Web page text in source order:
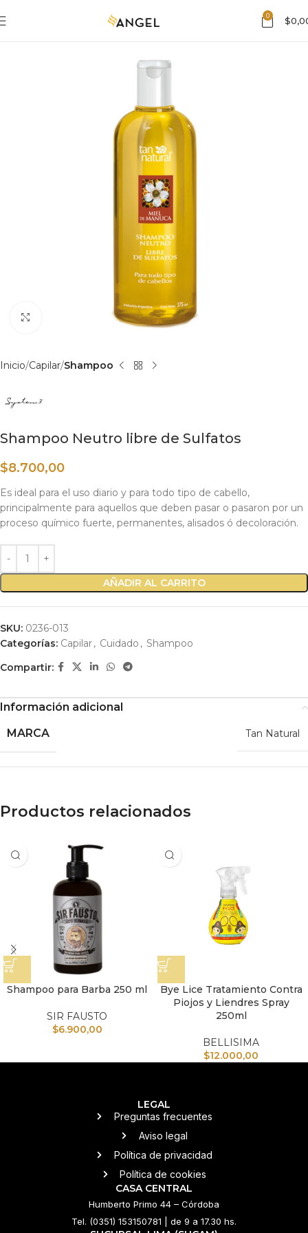
0 $
Haga clic para ampliar
Inicio Capilar Shampoo
Shampoo Neutro libre de Sulfatos
$8.700,00
Es ideal para el uso diario y para todo tipo de cabello,
principalmente para aquellos que deben pasar o pasaron por un
proceso químico fuerte, permanentes, alisados ó decoloración.
AÑADIR AL CARRITO
SKU: 0236-013
Categorías: Capilar, Cuidado , Shampoo
Compartir:
Información adicional
MARCA
Tan Natural
Productos relacionados
Shampoo para Barba 250 ml
SIR FAUSTO
$6.900,00
Bye Lice Tratamiento Contra
Piojos y Liendres Spray
250ml
BELLISIMA
$12.000,00
LEGAL
Preguntas frecuentes
Aviso legal
Política de privacidad
Política de cookies
CASA CENTRAL
Humberto Primo 44 – Córdoba
Tel. (0351) 153150781 | de 9 a 17.30 hs.